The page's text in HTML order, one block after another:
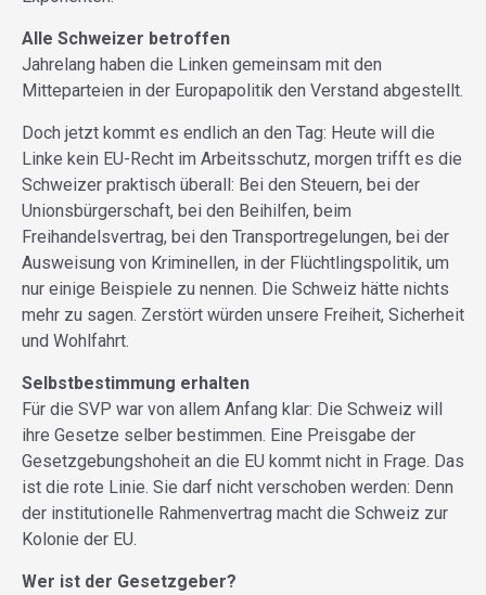
Alle Schweizer betroffen
Jahrelang haben die Linken gemeinsam mit den
Mitteparteien in der Europapolitik den Verstand abgestellt.
Doch jetzt kommt es endlich an den Tag: Heute will die
Linke kein EU-Recht im Arbeitsschutz, morgen trifft es die
Schweizer praktisch überall: Bei den Steuern, bei der
Unionsbürgerschaft, bei den Beihilfen, beim
Freihandelsvertrag, bei den Transportregelungen, bei der
Ausweisung von Kriminellen, in der Flüchtlingspolitik, um
nur einige Beispiele zu nennen. Die Schweiz hätte nichts
mehr zu sagen. Zerstört würden unsere Freiheit, Sicherheit
und Wohlfahrt.
Selbstbestimmung erhalten
Für die SVP war von allem Anfang klar: Die Schweiz will
ihre Ge­setze selber bestimmen. Eine Preisgabe der
Gesetzgebungshoheit an die EU ­kommt­­ nicht in Frage. Das
ist die rote Linie. Sie darf nicht verschoben werden: Denn
der institutionelle Rahmenvertrag macht die Schweiz zur
Kolonie der EU.
Wer ist der Gesetzgeber?